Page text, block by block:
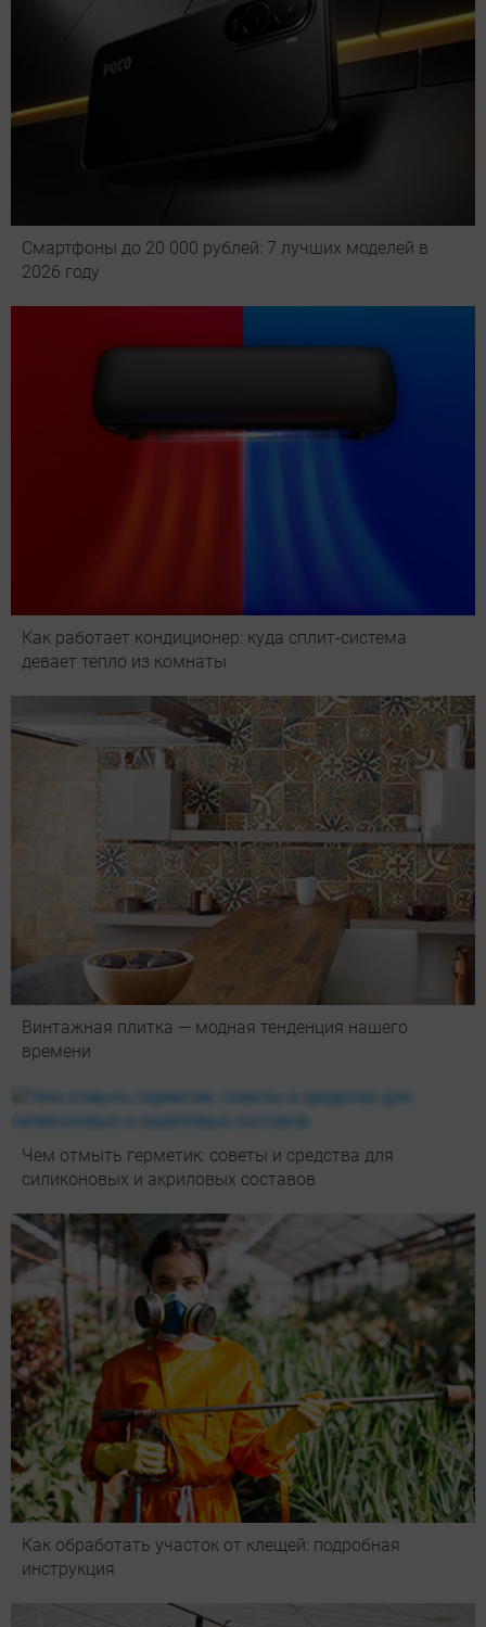
Смартфоны до 20 000 рублей: 7 лучших моделей в
2026 году
Как работает кондиционер: куда сплит-система
девает тепло из комнаты
Винтажная плитка — модная тенденция нашего
времени
Чем отмыть герметик: советы и средства для
силиконовых и акриловых составов
Как обработать участок от клещей: подробная
инструкция